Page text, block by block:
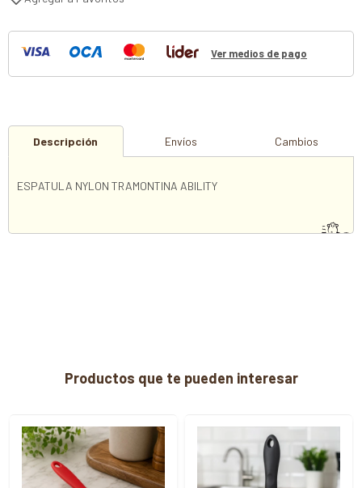
Ver medios de pago
Descripción Envíos Cambios
ESPATULA NYLON TRAMONTINA ABILITY
Productos que te pueden interesar